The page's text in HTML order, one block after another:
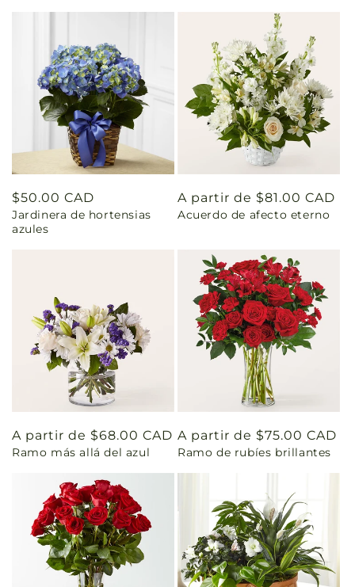
Precio
habitual
$50.00 CAD
Jardinera de hortensias
azules
Precio
habitual
A partir de $81.00 CAD
Acuerdo de afecto eterno
Precio
habitual
A partir de $68.00 CAD
Ramo más allá del azul
Precio
habitual
A partir de $75.00 CAD
Ramo de rubíes brillantes